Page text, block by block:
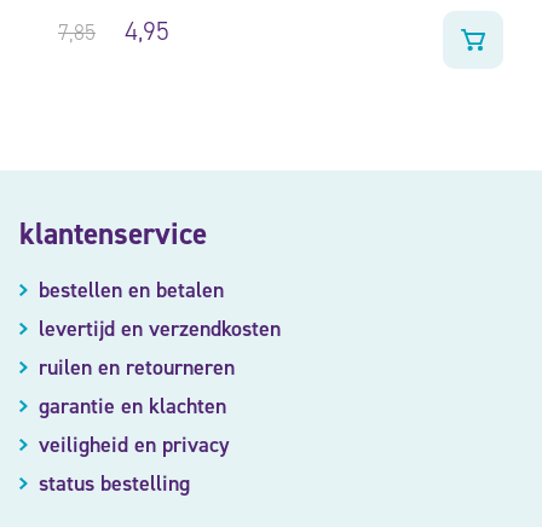
7,85
4,95
klantenservice
bestellen en betalen
levertijd en verzendkosten
ruilen en retourneren
garantie en klachten
veiligheid en privacy
status bestelling